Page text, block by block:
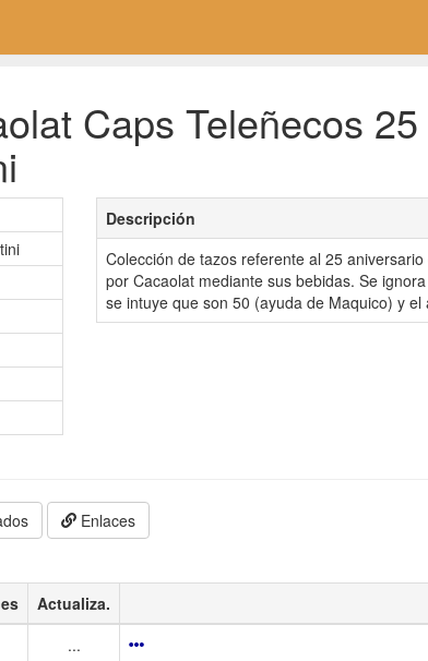
Caps Teleñecos
Descripción
Colección de tazos referente al 25
por Cacaolat mediante sus bebidas. Se
se intuye que son 50 (ayuda de Maquico) y el
Enlaces
Actualiza.
...